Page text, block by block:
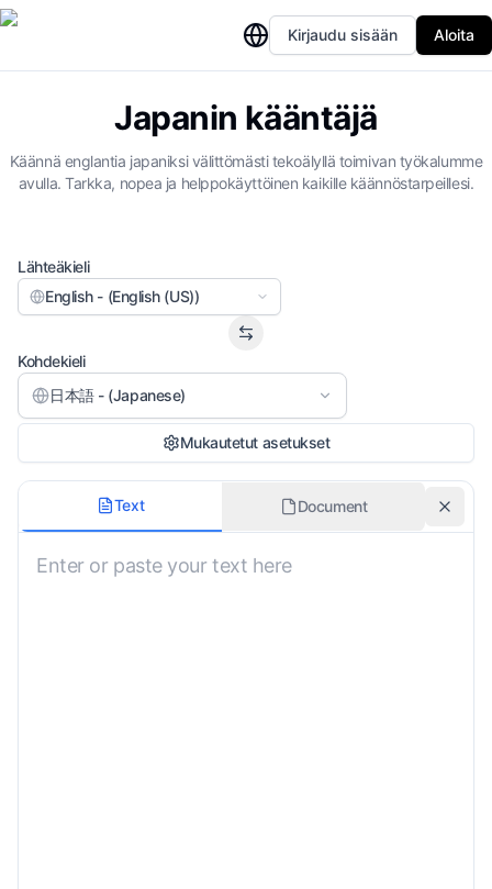
Kirjaudu sisään Aloita
Japanin kääntäjä
Käännä englantia japaniksi välittömästi tekoälyllä toimivan työkalumme
avulla. Tarkka, nopea ja helppokäyttöinen kaikille käännöstarpeillesi.
Lähteäkieli
English - (English (US))
Kohdekieli
日本語 - (Japanese)
Mukautetut asetukset
Käännöksen tyyli
Ei määritetty
Säilytä alkuperäinen muotoilu
Text Document